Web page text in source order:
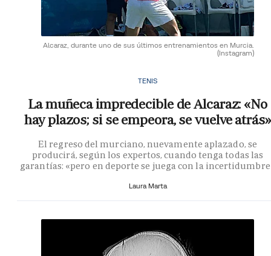
Alcaraz, durante uno de sus últimos entrenamientos en Murcia.
(Instagram)
TENIS
La muñeca impredecible de Alcaraz: «No
hay plazos; si se empeora, se vuelve atrás»
El regreso del murciano, nuevamente aplazado, se
producirá, según los expertos, cuando tenga todas las
garantías: «pero en deporte se juega con la
Laura Marta